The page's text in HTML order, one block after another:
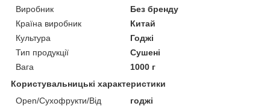
Виробник
Без бренду
Країна виробник
Китай
Культура
Годжі
Тип продукції
Сушені
Вага
1000 г
Користувальницькі характеристики
Open/Сухофрукти/Від
годжі